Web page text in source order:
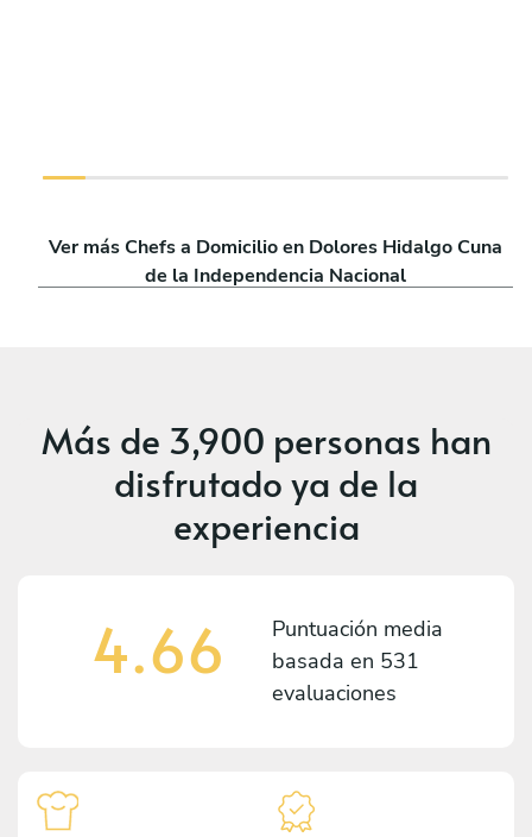
Ver más Chefs a Domicilio en Dolores Hidalgo Cuna
de la Independencia Nacional
Más de 3,900 personas han
disfrutado ya de la
experiencia
4.66
Puntuación media
basada en 531
evaluaciones